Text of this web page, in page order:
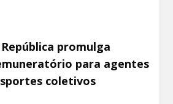
promulga
para agentes
coletivos